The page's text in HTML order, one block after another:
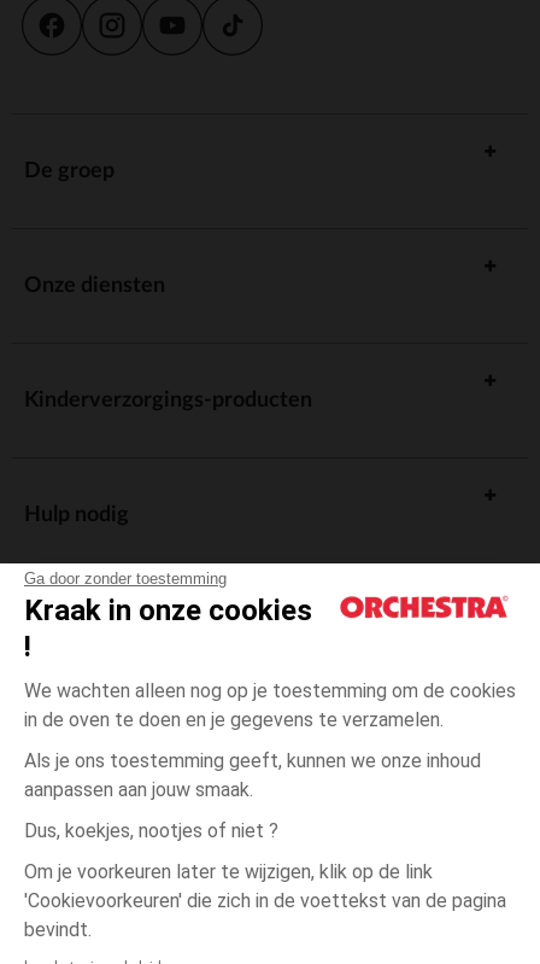
Ga door zonder toestemming
Kraak in onze cookies
!
We wachten alleen nog op je toestemming om de cookies
in de oven te doen en je gegevens te verzamelen.
Als je ons toestemming geeft, kunnen we onze inhoud
aanpassen aan jouw smaak.
Dus, koekjes, nootjes of niet ?
Om je voorkeuren later te wijzigen, klik op de link
'Cookievoorkeuren' die zich in de voettekst van de pagina
bevindt.
Blauw Blauw
3
De groep
Onze diensten
Kinderverzorgings-producten
Hulp nodig
Algemene verkoopsvoorwaarden
Wettelijke bepalingen
Persoonsgegevens